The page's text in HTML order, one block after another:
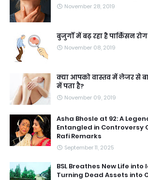
November 28, 2019
बुजुर्गों में बढ़ रहा है पार्किंसन
November 08, 2019
क्या आपको वास्तव में लेजर से
में पता है?
November 09, 2019
Asha Bhosle at 92: A
Entangled in Controversy
Rafi Remarks
September 11, 2025
BSL Breathes New Life into
Turning Dead Assets into